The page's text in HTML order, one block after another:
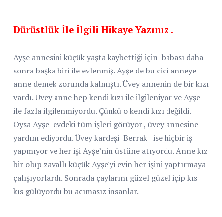
Dürüstlük İle İlgili Hikaye Yazınız .
Ayşe annesini küçük yaşta kaybettiği için babası daha
sonra başka biri ile evlenmiş. Ayşe de bu cici anneye
anne demek zorunda kalmıştı. Üvey annenin de bir kızı
vardı. Üvey anne hep kendi kızı ile ilgileniyor ve Ayşe
ile fazla ilgilenmiyordu. Çünkü o kendi kızı değildi.
Oysa Ayşe evdeki tüm işleri görüyor , üvey annesine
yardım ediyordu. Üvey kardeşi Berrak ise hiçbir iş
yapmıyor ve her işi Ayşe’nin üstüne atıyordu. Anne kız
bir olup zavallı küçük Ayşe'yi evin her işini yaptırmaya
çalışıyorlardı. Sonrada çaylarını güzel güzel içip kıs
kıs gülüyordu bu acımasız insanlar.